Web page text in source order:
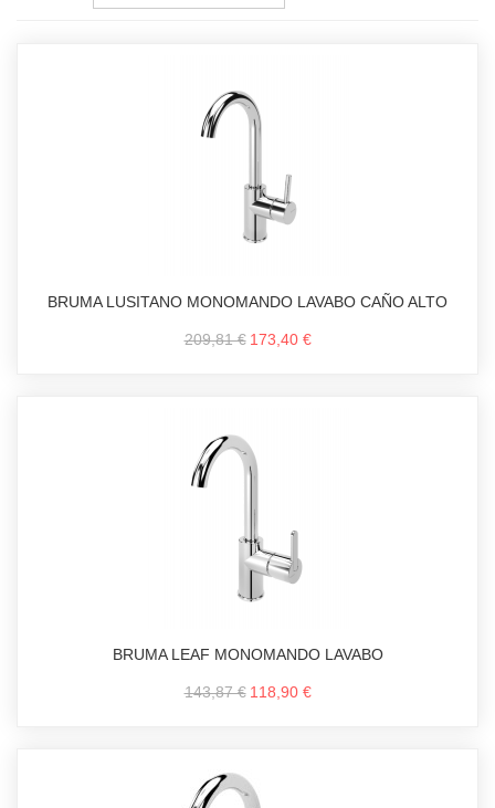
BRUMA LUSITANO MONOMANDO LAVABO CAÑO ALTO
209,81 € 173,40 €
BRUMA LEAF MONOMANDO LAVABO
143,87 € 118,90 €